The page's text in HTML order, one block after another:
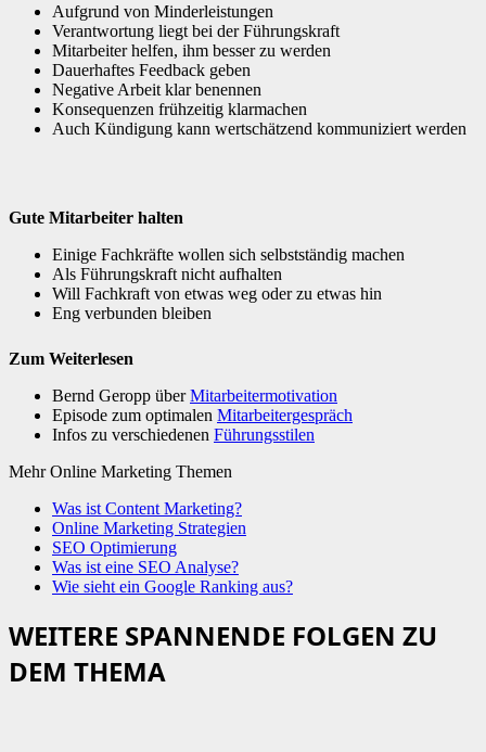
Aufgrund von Minderleistungen
Verantwortung liegt bei der Führungskraft
Mitarbeiter helfen, ihm besser zu werden
Dauerhaftes Feedback geben
Negative Arbeit klar benennen
Konsequenzen frühzeitig klarmachen
Auch Kündigung kann wertschätzend kommuniziert werden
Gute Mitarbeiter halten
Einige Fachkräfte wollen sich selbstständig machen
Als Führungskraft nicht aufhalten
Will Fachkraft von etwas weg oder zu etwas hin
Eng verbunden bleiben
Zum Weiterlesen
Bernd Geropp überMitarbeitermotivation
Episode zum optimalen Mitarbeitergespräch
Infos zu verschiedenen Führungsstilen
Mehr Online Marketing Themen
Was ist Content Marketing?
Online Marketing Strategien
SEO Optimierung
Was ist eine SEO Analyse?
Wie sieht ein Google Ranking aus?
WEITERE SPANNENDE FOLGEN ZU
DEM THEMA